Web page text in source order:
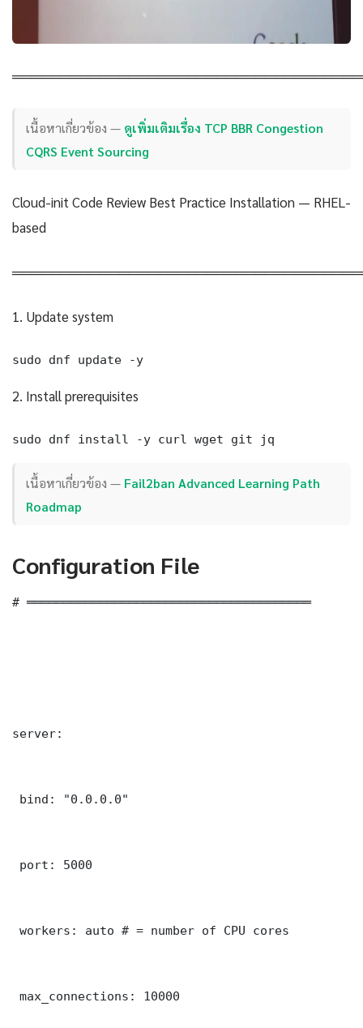
เนื้อหาเกี่ยวข้อง — ดูเพิ่มเติมเรื่อง TCP BBR Congestion
CQRS Event Sourcing
Cloud-init Code Review Best Practice Installation — RHEL-
based
1. Update system
sudo dnf update -y
2. Install prerequisites
sudo dnf install -y curl wget git jq
เนื้อหาเกี่ยวข้อง — Fail2ban Advanced Learning Path
Roadmap
Configuration File
# ═══════════════════════════════════════
server:
bind: "0.0.0.0"
port: 5000
workers: auto # = number of CPU cores
max_connections: 10000